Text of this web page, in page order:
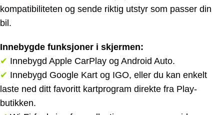
kompatibiliteten og sende riktig utstyr som passer din
bil.
Innebygde funksjoner i skjermen:
✔ Innebygd Apple CarPlay og Android Auto.
✔ Innebygd Google Kart og IGO, eller du kan enkelt
laste ned ditt favoritt kartprogram direkte fra Play-
butikken.